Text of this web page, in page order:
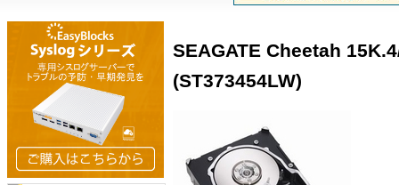
SEAGATE Cheetah
(ST373454LW)